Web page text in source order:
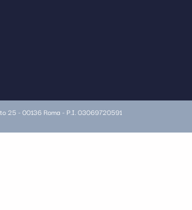
25 - 00136 Roma - P.I. 03069720591